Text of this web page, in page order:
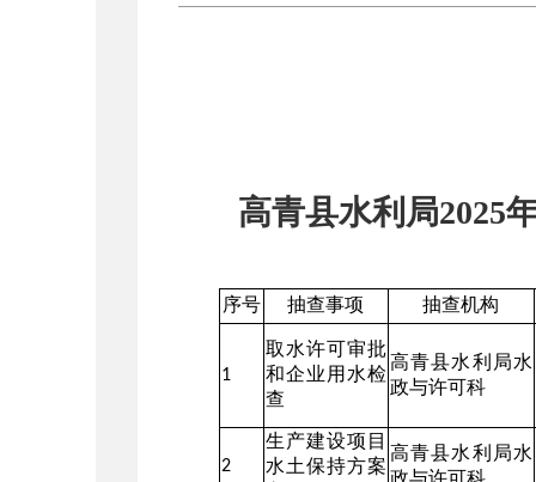
高青县水利局2025
序号 抽查事项 抽查机构
1
取水许可审批
和企业用水检
查
高青县水利局水
政与许可科
2
生产建设项目
水土保持方案
高青县水利局水
政与许可科